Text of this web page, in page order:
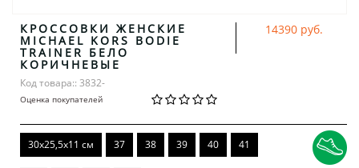
КРОССОВКИ ЖЕНСКИЕ
MICHAEL KORS BODIE
TRAINER БЕЛО
КОРИЧНЕВЫЕ
Код товара:: 3832-
Оценка покупателей
14390 руб.
30x25,5x11 см 37 38 39 40 41